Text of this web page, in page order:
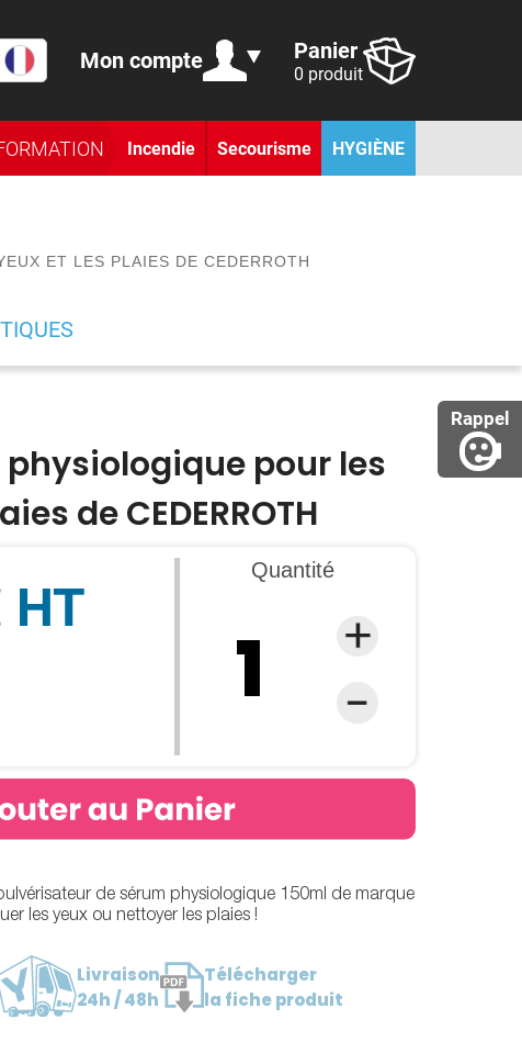
Rappel
Mon compte Panier
0 produit
Incendie Secourisme HYGIÈNE
ET LES PLAIES DE CEDERROTH
pour les
de CEDERROTH
HT
Quantité
de sérum physiologique 150ml de marque
les yeux ou nettoyer les plaies !
Livraison
24h / 48h
Télécharger
la fiche produit